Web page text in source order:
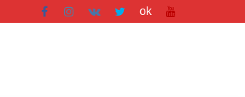
ok